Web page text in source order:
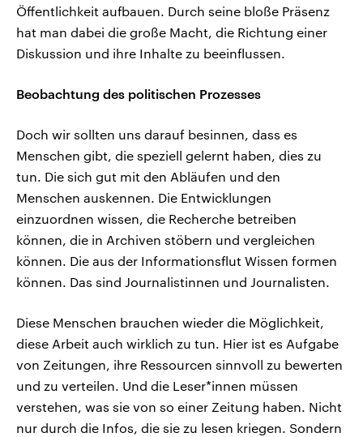
Öffentlichkeit aufbauen. Durch seine bloße Präsenz
hat man dabei die große Macht, die Richtung einer
Diskussion und ihre Inhalte zu beeinflussen.
Beobachtung des politischen Prozesses
Doch wir sollten uns darauf besinnen, dass es
Menschen gibt, die speziell gelernt haben, dies zu
tun. Die sich gut mit den Abläufen und den
Menschen auskennen. Die Entwicklungen
einzuordnen wissen, die Recherche betreiben
können, die in Archiven stöbern und vergleichen
können. Die aus der Informationsflut Wissen formen
können. Das sind Journalistinnen und Journalisten.
Diese Menschen brauchen wieder die Möglichkeit,
diese Arbeit auch wirklich zu tun. Hier ist es Aufgabe
von Zeitungen, ihre Ressourcen sinnvoll zu bewerten
und zu verteilen. Und die Leser*innen müssen
verstehen, was sie von so einer Zeitung haben. Nicht
nur durch die Infos, die sie zu lesen kriegen. Sondern